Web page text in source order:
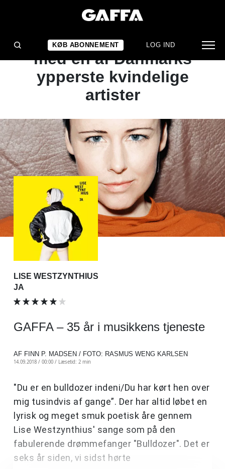
KØB ABONNEMENT LOG IND
ALBUMANMELDELSE
På en forunderlig rejse
med en af Danmarks
ypperste kvindelige
artister
LISE WESTZYNTHIUS
JA
GAFFA – 35 år i musikkens tjeneste
AF FINN P. MADSEN / FOTO: RASMUS WENG KARLSEN
14.09.2018 / 00:00 / Læsetid: 2 min
"Du er en bulldozer indeni/Du har kørt hen over
mig tusindvis af gange”. Der har altid løbet en
lyrisk og meget smuk poetisk åre gennem
Lise Westzynthius' sange som på den
fabulerende drømmefanger "Bulldozer". Det er
seks år siden, vi sidst hørte